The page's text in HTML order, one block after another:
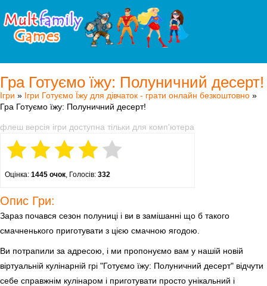
Гра Готуємо їжу: Полуничний десерт!
Ігри » Ігри Готуємо Їжу для дівчаток - грати онлайн безкоштовно »
Гра Готуємо їжу: Полуничний десерт!
флеш версія ігри доступна тільки для комп'ютера
Оцінка: 1445 очок, Голосів: 332
Опис Гри:
Зараз почався сезон полуниці і ви в замішанні що б такого
смачненького приготувати з цією смачною ягодою.
Ви потрапили за адресою, і ми пропонуємо вам у нашій новій
віртуальній кулінарній грі "Готуємо їжу: Полуничний десерт" відчути
себе справжнім кулінаром і приготувати просто унікальний і